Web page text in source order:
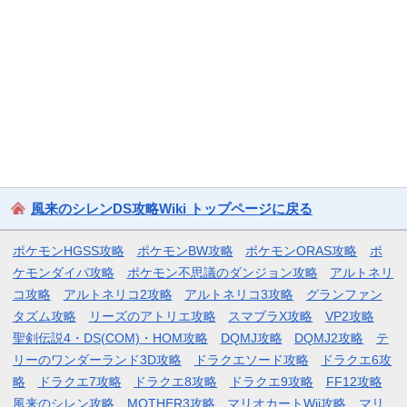
風来のシレンDS攻略Wiki トップページに戻る
ポケモンHGSS攻略 ポケモンBW攻略 ポケモンORAS攻略
ポ
ケモンダイパ攻略
ポケモン不思議のダンジョン攻略
アルトネリ
コ攻略
アルトネリコ2攻略 アルトネリコ3攻略
グランファン
タズム攻略
リーズのアトリエ攻略 スマブラX攻略
VP2攻略
聖剣伝説4・DS(COM)・HOM攻略
DQMJ攻略 DQMJ2攻略
テ
リーのワンダーランド3D攻略
ドラクエソード攻略
ドラクエ6攻
略
ドラクエ7攻略 ドラクエ8攻略 ドラクエ9攻略
FF12攻略
風来のシレン攻略
MOTHER3攻略 マリオカートWii攻略 マリ